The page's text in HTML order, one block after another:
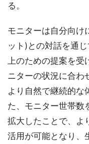
る。
モニターは自分向け
ット)との対話を通
上のための提案を受
ニターの状況に合わ
より自然で継続的な
た、モニター世帯数
拡大したことで、よ
活用が可能となり、